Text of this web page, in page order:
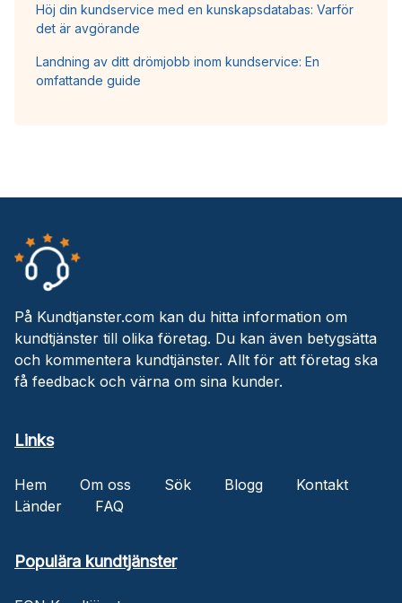
Höj din kundservice med en kunskapsdatabas: Varför
det är avgörande
Landning av ditt drömjobb inom kundservice: En
omfattande guide
På Kundtjanster.com kan du hitta information om
kundtjänster till olika företag. Du kan även betygsätta
och kommentera kundtjänster. Allt för att företag ska
få feedback och värna om sina kunder.
Links
Hem Om oss Sök Blogg
Kontakt
Länder
FAQ
Populära kundtjänster